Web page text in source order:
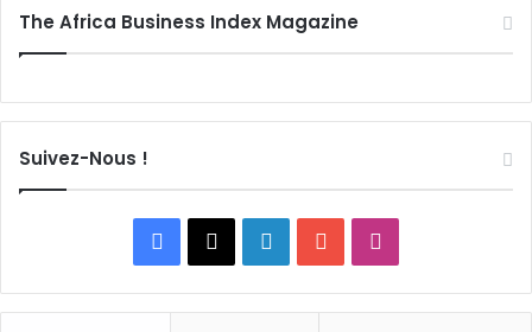
The Africa Business Index Magazine
Suivez-Nous !
Facebook
X LinkedinYouTube